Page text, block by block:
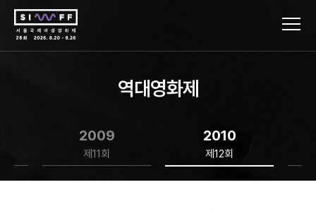
역대영화제
2009
제11회
2010
제12회